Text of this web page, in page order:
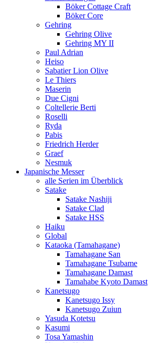
Böker Cottage Craft
Böker Core
Gehring
Gehring Olive
Gehring MY II
Paul Adrian
Heiso
Sabatier Lion Olive
Le Thiers
Maserin
Due Cigni
Coltellerie Berti
Roselli
Ryda
Pabis
Friedrich Herder
Graef
Nesmuk
Japanische Messer
alle Serien im Überblick
Satake
Satake Nashiji
Satake Clad
Satake HSS
Haiku
Global
Kataoka (Tamahagane)
Tamahagane San
Tamahagane Tsubame
Tamahagane Damast
Tamahabe Kyoto Damast
Kanetsugo
Kanetsugo Issy
Kanetsugo Zuiun
Yasuda Kotetsu
Kasumi
Tosa Yamashin